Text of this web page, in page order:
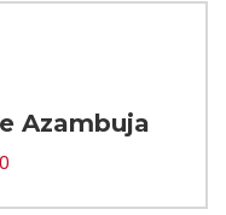
Azambuja